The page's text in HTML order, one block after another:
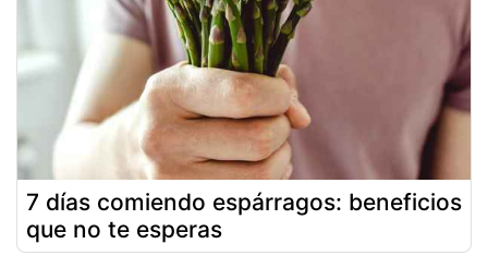
7 días comiendo espárragos: beneficios
que no te esperas